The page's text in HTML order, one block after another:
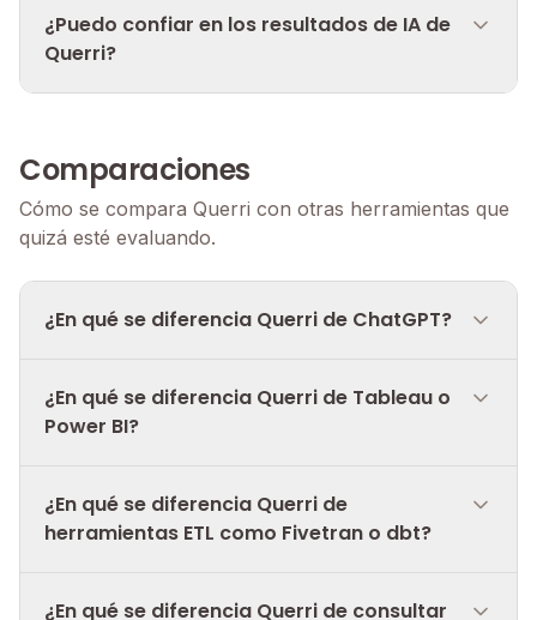
¿Puedo confiar en los resultados de IA de
Querri?
Comparaciones
Cómo se compara Querri con otras herramientas que
quizá esté evaluando.
¿En qué se diferencia Querri de ChatGPT?
¿En qué se diferencia Querri de Tableau o
Power BI?
¿En qué se diferencia Querri de
herramientas ETL como Fivetran o dbt?
¿En qué se diferencia Querri de consultar